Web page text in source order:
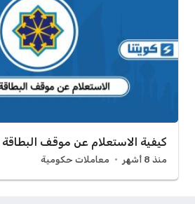
كيفية الاستعلام عن موقف البطاقة
منذ 8 أشهر معاملات حكومية